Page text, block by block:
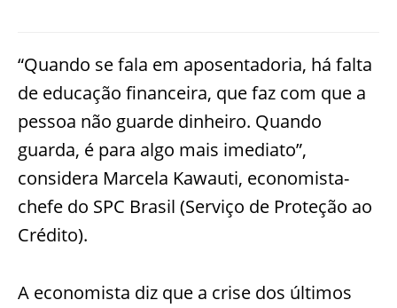
“Quando se fala em aposentadoria, há falta
de educação financeira, que faz com que a
pessoa não guarde dinheiro. Quando
guarda, é para algo mais imediato”,
considera Marcela Kawauti, economista-
chefe do SPC Brasil (Serviço de Proteção ao
Crédito).
A economista diz que a crise dos últimos